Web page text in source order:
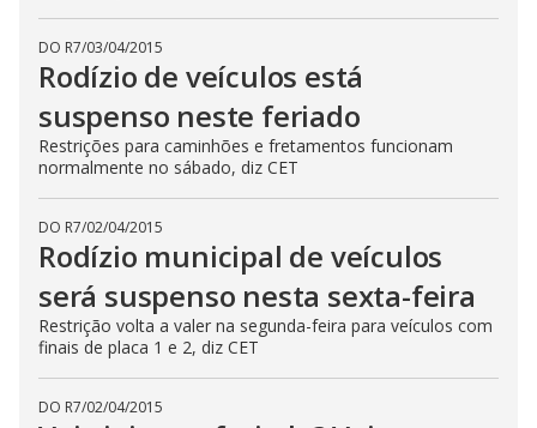
DO R7/03/04/2015
Rodízio de veículos está
suspenso neste feriado
Restrições para caminhões e fretamentos funcionam
normalmente no sábado, diz CET
DO R7/02/04/2015
Rodízio municipal de veículos
será suspenso nesta sexta-feira
Restrição volta a valer na segunda-feira para veículos com
finais de placa 1 e 2, diz CET
DO R7/02/04/2015